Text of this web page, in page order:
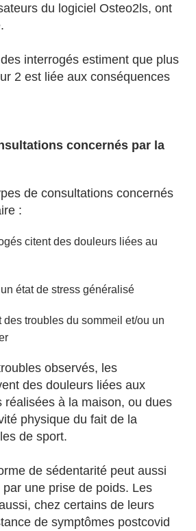
du logiciel Osteo2ls, ont
interrogés estiment que plus
2 est liée aux conséquences
concernés par la
de consultations concernés
:
citent des douleurs liées au
état de stress généralisé
des troubles du sommeil et/ou un
observés, les
des douleurs liées aux
réalisées à la maison, ou dues
physique du fait de la
de sport.
de sédentarité peut aussi
une prise de poids. Les
chez certains de leurs
de symptômes postcovid